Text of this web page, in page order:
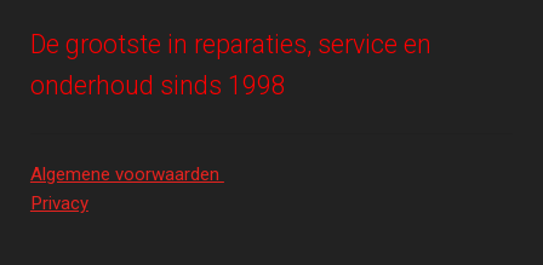
De grootste in reparaties, service en
onderhoud sinds 1998
Algemene voorwaarden
Privacy